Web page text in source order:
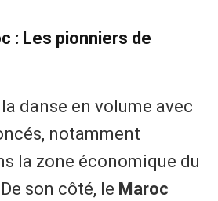
: Les pionniers de
danse en volume avec
notamment
la zone économique du
son côté, le Maroc